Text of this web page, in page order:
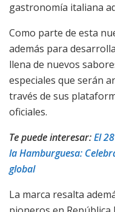
gastronomía italiana
Como parte de esta
además para
llena de nuevos
especiales que serán
través de sus
oficiales.
Te puede interesar:El
la Hamburguesa:
global
La marca resalta